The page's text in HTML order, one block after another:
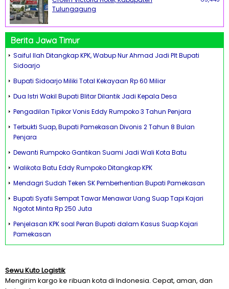
Tulungagung
Berita Jawa Timur
Saiful Ilah Ditangkap KPK, Wabup Nur Ahmad Jadi Plt Bupati
Sidoarjo
Bupati Sidoarjo Miliki Total Kekayaan Rp 60 Miliar
Dua Istri Wakil Bupati Blitar Dilantik Jadi Kepala Desa
Pengadilan Tipikor Vonis Eddy Rumpoko 3 Tahun Penjara
Terbukti Suap, Bupati Pamekasan Divonis 2 Tahun 8 Bulan
Penjara
Dewanti Rumpoko Gantikan Suami Jadi Wali Kota Batu
Walikota Batu Eddy Rumpoko Ditangkap KPK
Mendagri Sudah Teken SK Pemberhentian Bupati Pamekasan
Bupati Syafii Sempat Tawar Menawar Uang Suap Tapi Kajari
Ngotot Minta Rp 250 Juta
Penjelasan KPK soal Peran Bupati dalam Kasus Suap Kajari
Pamekasan
Sewu Kuto Logistik
Mengirim kargo ke ribuan kota di Indonesia. Cepat, aman, dan